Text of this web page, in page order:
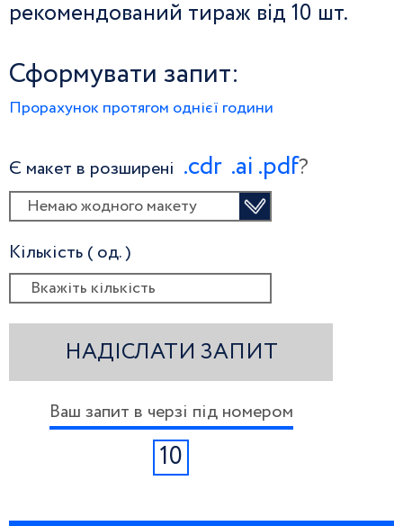
рекомендований тираж від 10 шт.
Сформувати запит:
Прорахунок протягом однієї години
Є макет в розширені .сdr .ai .pdf?
Немаю жодного макету
Кількість ( од. )
НАДІСЛАТИ ЗАПИТ
Ваш запит в черзі під номером
10